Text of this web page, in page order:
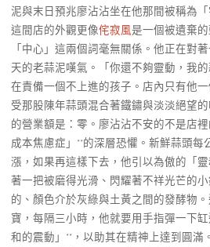
泥與末日預兆廖沾沾坐在他那間被稱為
這間店的外觀更像侘寂風是一個被遺棄
「中心」這兩個詞毫無關係。他正在對
天的老蒜泥嘆氣。「你還不夠靈動，我
在責備一個不上進的孩子。店內只有他
受那股陳年蒜頭混合著鐵鏽與淡淡絕望
的營業額是：零。廖沾沾不安的不是店
成本焦慮症」**的深層恐懼。新鮮蒜頭每
漲，如果再這樣下去，他引以為傲的「
著一把被磨得光滑、閃耀著不祥光芒的
的、顏色介於灰綠與土黃之間的發酵物
寶，每隔三小時，他就要用手指彈一下
和的震動」**，以助其在精神上達到圓滿